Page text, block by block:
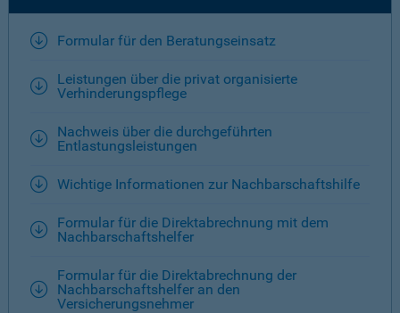
Formular für den Beratungseinsatz
Leistungen über die privat organisierte
Verhinderungspflege
Nachweis über die durchgeführten
Entlastungsleistungen
Wichtige Informationen zur Nachbarschaftshilfe
Formular für die Direktabrechnung mit dem
Nachbarschaftshelfer
Formular für die Direktabrechnung der
Nachbarschaftshelfer an den
Versicherungsnehmer